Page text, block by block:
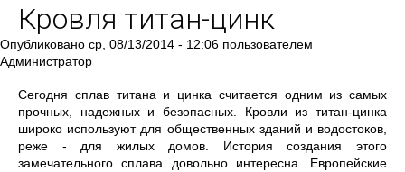
Кровля титан-цинк
Опубликовано ср, 08/13/2014 - 12:06 пользователем
Администратор
Сегодня сплав титана и цинка считается одним из самых
прочных, надежных и безопасных. Кровли из титан-цинка
широко используют для общественных зданий и водостоков,
реже - для жилых домов. История создания этого
замечательного сплава довольно интересна. Европейские